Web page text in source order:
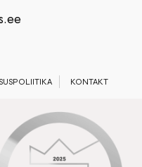
KONTAKT